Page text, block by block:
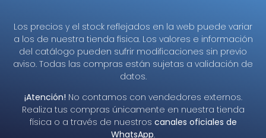
Los precios y el stock reflejados en la web puede variar
a los de nuestra tienda física. Los valores e información
del catálogo pueden sufrir modificaciones sin previo
aviso. Todas las compras están sujetas a validación de
datos.
¡Atención! No contamos con vendedores externos.
Realiza tus compras únicamente en nuestra tienda
física o a través de nuestros canales oficiales de
WhatsApp.